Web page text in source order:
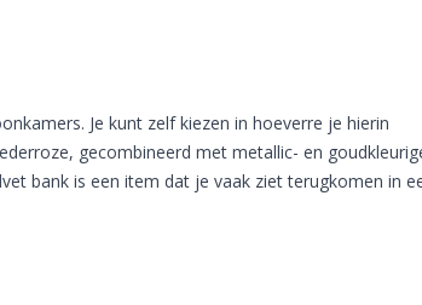
Je kunt zelf kiezen in hoeverre je hierin
gecombineerd met metallic- en
bank is een item dat je vaak ziet terugkomen in